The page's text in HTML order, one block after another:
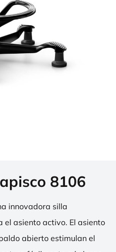
8106
innovadora silla
el asiento activo. El asiento
abierto estimulan el